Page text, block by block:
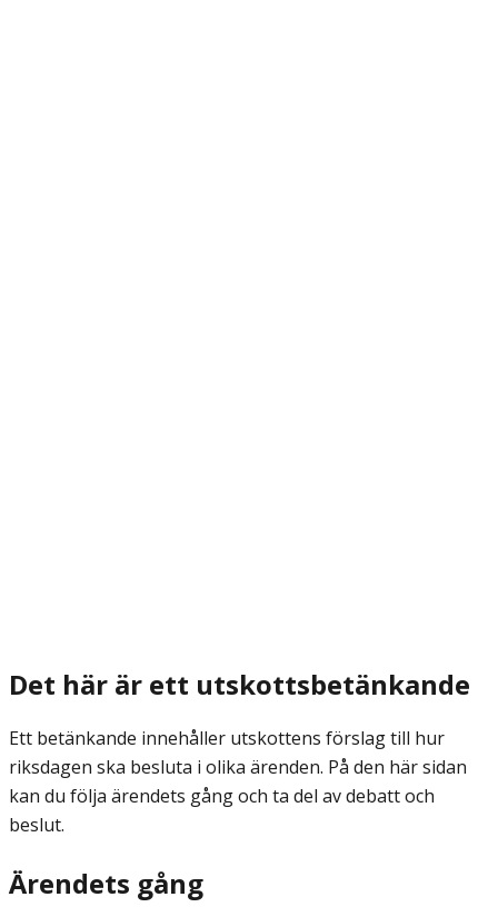
Det här är ett utskottsbetänkande
Ett betänkande innehåller utskottens förslag till hur
riksdagen ska besluta i olika ärenden. På den här sidan
kan du följa ärendets gång och ta del av debatt och
beslut.
Ärendets gång